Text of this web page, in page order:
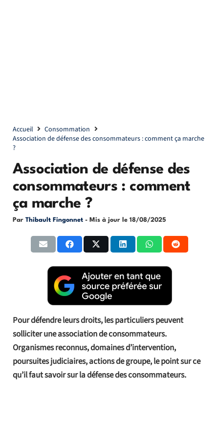
Accueil
Consommation
Association de défense des consommateurs : comment ça marche
?
Association de défense des
consommateurs : comment
ça marche ?
Par Thibault Fingonnet - Mis à jour le 18/08/2025
Pour défendre leurs droits, les particuliers peuvent
solliciter une association de consommateurs.
Organismes reconnus, domaines d’intervention,
poursuites judiciaires, actions de groupe, le point sur ce
qu’il faut savoir sur la défense des consommateurs.